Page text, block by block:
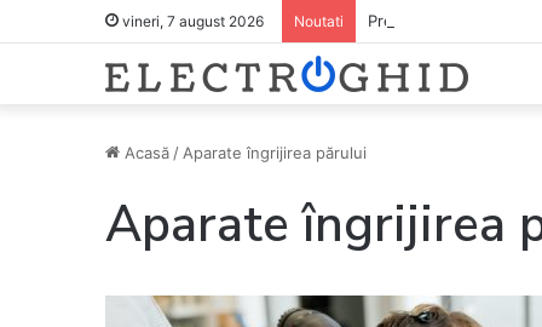
vineri, 7 august 2026 Noutati Pregătește lista
Acasă / Aparate îngrijirea părului
Aparate îngrijirea